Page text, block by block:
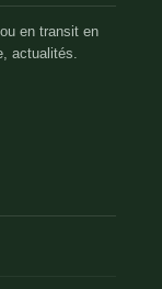
en transit en
actualités.